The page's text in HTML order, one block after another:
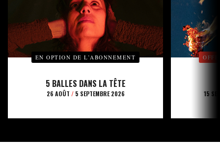
EN OPTION DE L’ABONNEMENT
5 BALLES DANS LA TÊTE
26 AOÛT /5 SEPTEMBRE 2026 15